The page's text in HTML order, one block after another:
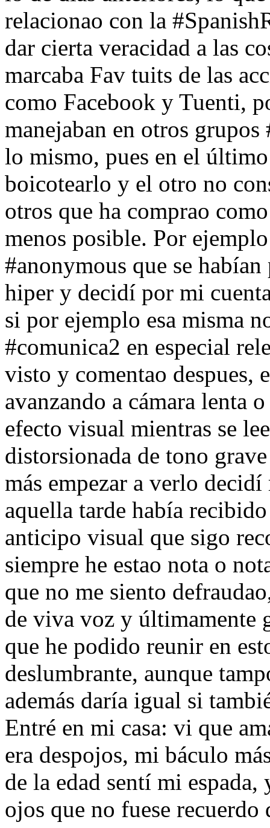
relacionao con la
dar cierta veracidad a las
marcaba Fav tuits de las
como Facebook y Tuenti,
manejaban en otros
lo mismo, pues en el
boicotearlo y el otro no
otros que ha comprao
menos posible. Por
#anonymous que se
hiper y decidí por mi
si por ejemplo esa misma
#comunica2 en especial
visto y comentao despues,
avanzando a cámara lenta
efecto visual mientras se
distorsionada de tono
más empezar a verlo
aquella tarde había
anticipo visual que sigo
siempre he estao nota o
que no me siento
de viva voz y últimamente
que he podido reunir en
deslumbrante, aunque
además daría igual si
Entré en mi casa: vi que
era despojos, mi báculo
de la edad sentí mi
ojos que no fuese recuerdo